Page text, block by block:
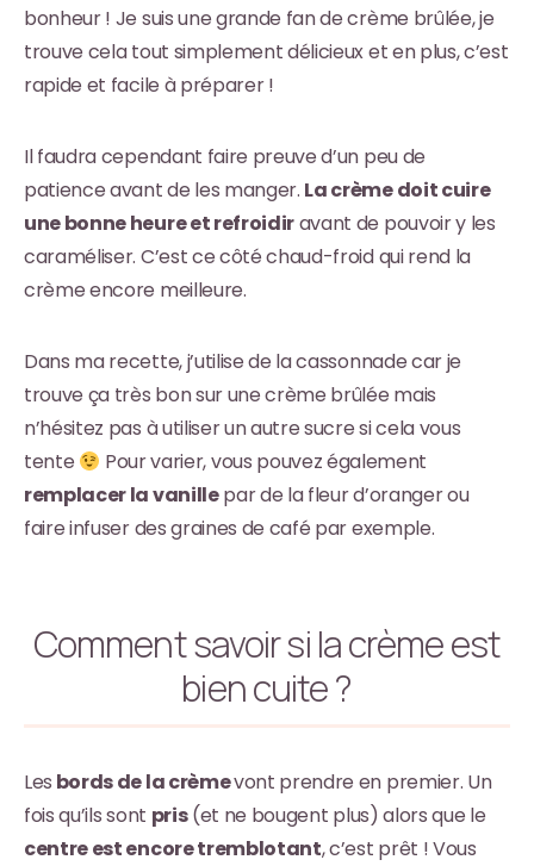
bonheur ! Je suis une grande fan de crème brûlée, je
trouve cela tout simplement délicieux et en plus, c’est
rapide et facile à préparer !
Il faudra cependant faire preuve d’un peu de
patience avant de les manger. La crème doit cuire
une bonne heure et refroidiravant de pouvoir y les
caraméliser. C’est ce côté chaud-froid qui rend la
crème encore meilleure.
Dans ma recette, j’utilise de la cassonnade car je
trouve ça très bon sur une crème brûlée mais
n’hésitez pas à utiliser un autre sucre si cela vous
tente
Pour varier, vous pouvez également
remplacer la vanillepar de la fleur d’oranger ou
faire infuser des graines de café par exemple.
Comment savoir si la crème est
bien cuite ?
Les bords de la crèmevont prendre en premier. Un
fois qu’ils sont pris(et ne bougent plus) alors que le
centre est encore tremblotant, c’est prêt ! Vous